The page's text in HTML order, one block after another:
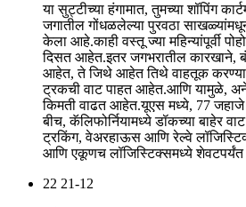
या सुट्टीच्या हंगामात, तुमच्या शॉपिंग
जगातील गोंधळलेल्या पुरवठा
केला आहे.काही वस्तू ज्या महिन्यांपूर्वी
दिसत आहेत.इतर जगभरातील कारखाने,
आहेत, ते जिथे आहेत तिथे वाहतूक
ट्रकची वाट पाहत आहेत.आणि यामुळे,
किमती वाढत आहेत.यूएस मध्ये, 77
बीच, कॅलिफोर्नियामध्ये डॉकच्या बाहेर
ट्रकिंग, वेअरहाऊस आणि रेल्वे
आणि एकूणच लॉजिस्टिक्समध्ये
22 21-12